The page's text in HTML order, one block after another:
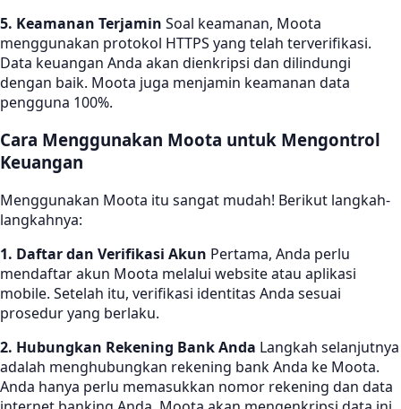
5. Keamanan Terjamin Soal keamanan, Moota
menggunakan protokol HTTPS yang telah terverifikasi.
Data keuangan Anda akan dienkripsi dan dilindungi
dengan baik. Moota juga menjamin keamanan data
pengguna 100%.
Cara Menggunakan Moota untuk Mengontrol
Keuangan
Menggunakan Moota itu sangat mudah! Berikut langkah-
langkahnya:
1. Daftar dan Verifikasi Akun Pertama, Anda perlu
mendaftar akun Moota melalui website atau aplikasi
mobile. Setelah itu, verifikasi identitas Anda sesuai
prosedur yang berlaku.
2. Hubungkan Rekening Bank Anda Langkah selanjutnya
adalah menghubungkan rekening bank Anda ke Moota.
Anda hanya perlu memasukkan nomor rekening dan data